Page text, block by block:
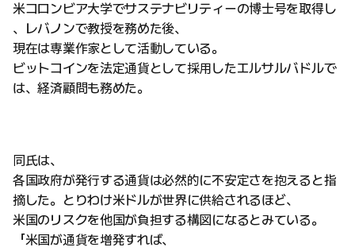
米コロンビア大学でサステナビリティーの博士号を取得し
、レバノンで教授を務めた後、
現在は専業作家として活動している。
ビットコインを法定通貨として採用したエルサルバドルで
は、経済顧問も務めた。
同氏は、
各国政府が発行する通貨は必然的に不安定さを抱えると指
摘した。とりわけ米ドルが世界に供給されるほど、
米国のリスクを他国が負担する構図になるとみている。
「米国が通貨を増発すれば、